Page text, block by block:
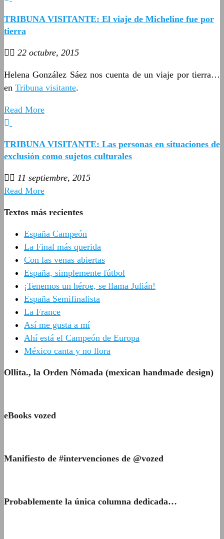
TRIBUNA VISITANTE: El viaje de Micheline fue por
tierra
22 octubre, 2015
Helena González Sáez nos cuenta de un viaje por tierra…
en Tribuna visitante.
Read More
TRIBUNA VISITANTE: Las personas en situaciones de
exclusión como sujetos culturales
11 septiembre, 2015
Read More
Textos más recientes
España Campeón
La Final más querida
Con las venas abiertas
España, simplemente fútbol
¡Tenemos un héroe, se llama Julián!
España Semifinalista
La France
Así me gusta a mí
Ahí está el Campeón de Europa
México canta y no llora
Ollita., la Orden Nómada (mexican handmade design)
eBooks vozed
Manifiesto de #intervenciones de @vozed
Probablemente la única columna dedicada…